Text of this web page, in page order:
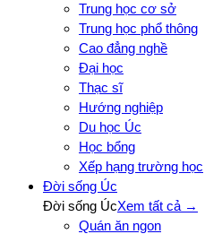
Trung học cơ sở
Trung học phổ thông
Cao đẳng nghề
Đại học
Thạc sĩ
Hướng nghiệp
Du học Úc
Học bổng
Xếp hạng trường học
Đời sống Úc
Đời sống ÚcXem tất cả →
Quán ăn ngon